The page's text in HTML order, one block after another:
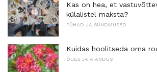
Kas on hea, et
külalistel maksta?
PÜHAD JA SÜNDMUSED
Kuidas hoolitseda oma
ÕUES JA AIANDUS